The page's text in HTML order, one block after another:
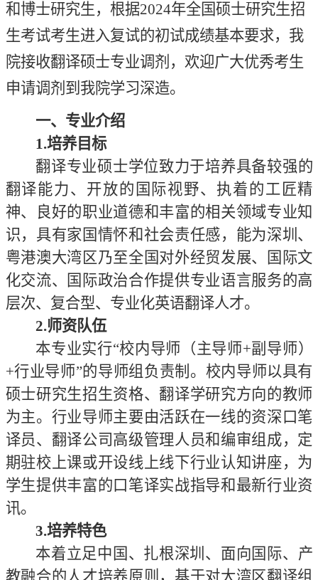
和博士研究生，根据2024年全国硕士研究生招
生考试考生进入复试的初试成绩基本要求， 我
院接收翻译硕士专业调剂，欢迎广大优秀考生
申请调剂到 我院学习深造。
一、专业介绍
1.培养目标
翻译专业硕士学位致力于培养具备较强的
翻译能力、开放的国际视野、执着的工匠精
神、良好的职业道德和丰富的相关领域专业知
识，具有家国情怀和社会责任感，能为深圳、
粤港澳大湾区乃至全国对外经贸发展、国际文
化交流、国际政治合作提供专业语言服务的高
层次、复合型、专业化英语翻译人才。
2.师资队伍
本专业实行“校内导师（主导师+副导师）
+行业导师”的导师组负责制。校内导师以具有
硕士研究生招生资格、翻译学研究方向的教师
为主。行业导师主要由活跃在一线的资深口笔
译员、翻译公司高级管理人员和编审组成，定
期驻校上课或开设线上线下行业认知讲座，为
学生提供丰富的口笔译实战指导和最新行业资
讯。
3.培养特色
本着立足中国、扎根深圳、面向国际、产